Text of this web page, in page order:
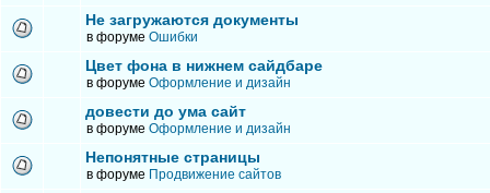
Не загружаются документы
в форуме Ошибки
Цвет фона в нижнем сайдбаре
в форуме Оформление и дизайн
довести до ума сайт
в форуме Оформление и дизайн
Непонятные страницы
в форуме Продвижение сайтов